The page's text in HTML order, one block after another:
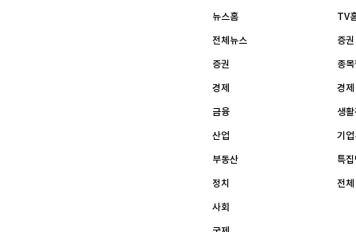
[모집-3기-] 돈버는 트레이딩 투자 북클럽
증권 데이터
매매신호 (랭킹
뉴스홈
전체뉴스
증권
경제
금융
산업
부동산
정치
사회
TV
증권
종
경제
생
기업
특
전